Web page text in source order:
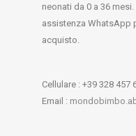
neonati da 0 a 36
assistenza WhatsApp
acquisto.
Cellulare : +39 328 457
Email :